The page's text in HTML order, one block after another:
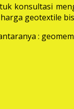
konsultasi
geotextile
: